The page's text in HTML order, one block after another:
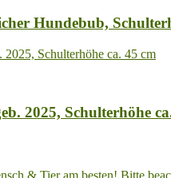
Hundebub,
2025, Schulterhöhe